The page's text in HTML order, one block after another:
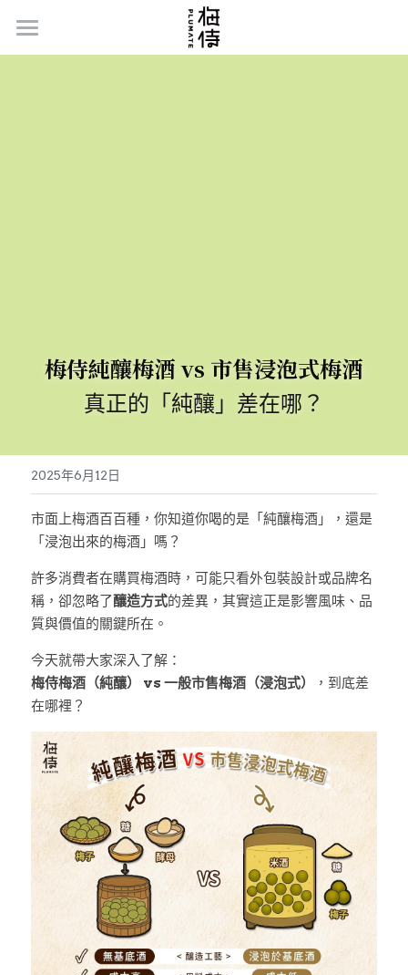
Home
通路據點
聯絡我們
繁體中文
English
梅侍純釀梅酒 vs 市售浸泡式梅酒
真正的「純釀」差在哪？
2025年6月12日
市面上梅酒百百種，你知道你喝的是「純釀梅酒」，還是
「浸泡出來的梅酒」嗎？
許多消費者在購買梅酒時，可能只看外包裝設計或品牌名
稱，卻忽略了釀造方式的差異，其實這正是影響風味、品
質與價值的關鍵所在。
今天就帶大家深入了解：
梅侍梅酒（純釀） vs 一般市售梅酒（浸泡式）
，到底差
在哪裡？